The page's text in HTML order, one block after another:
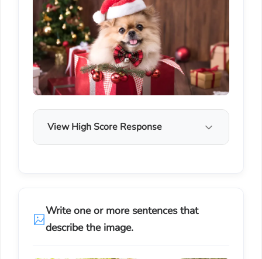
View High Score Response
Write one or more sentences that
describe the image.